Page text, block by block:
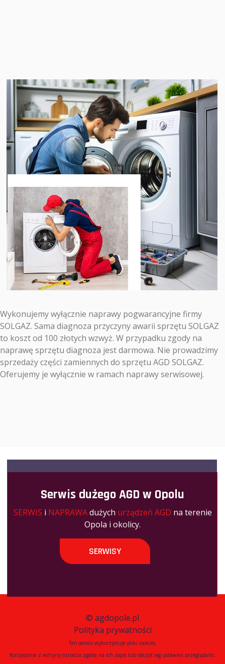
Wykonujemy wyłącznie naprawy pogwarancyjne firmy
SOLGAZ. Sama diagnoza przyczyny awarii sprzętu SOLGAZ
to koszt od 100 złotych wzwyż. W przypadku zgody na
naprawę sprzętu diagnoza jest darmowa. Nie prowadzimy
sprzedaży części zamiennych do sprzętu AGD SOLGAZ.
Oferujemy je wyłącznie w ramach naprawy serwisowej.
Serwis dużego AGD w Opolu
SERWIS i NAPRAWAdużych urządzeń AGD na terenie
Opola i okolicy.
SERWISY
© agdopole.pl
Polityka prywatności
Ten serwis wykorzystuje pliki cookies.
Korzystanie z witryny oznacza zgodę na ich zapis lub odczyt wg ustawień przeglądarki.